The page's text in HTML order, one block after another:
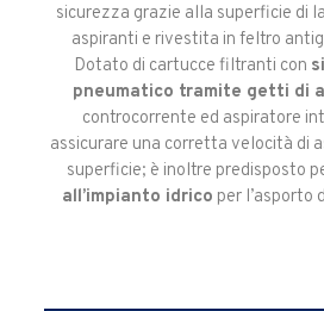
sicurezza grazie alla superficie di
aspiranti e rivestita in feltro
Dotato di cartucce filtranti con
pneumatico tramite getti di
controcorrente ed aspiratore
assicurare una corretta velocità di
superficie; è inoltre predisposto
all’impianto idrico per l’asporto